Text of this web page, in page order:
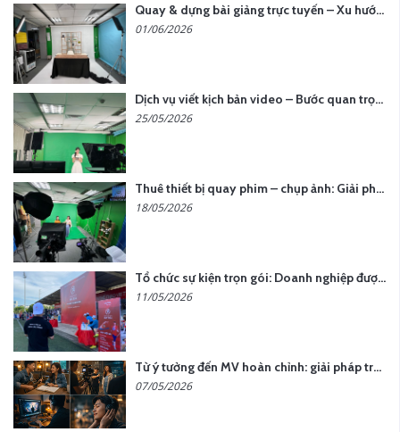
Quay & dựng bài giảng trực tuyến – Xu hướng đào tạo thời đại số
01/06/2026
Dịch vụ viết kịch bản video – Bước quan trọng quyết định thành công nội dung
25/05/2026
Thuê thiết bị quay phim – chụp ảnh: Giải pháp tối ưu chi phí cho doanh nghiệp
18/05/2026
Tổ chức sự kiện trọn gói: Doanh nghiệp được gì khi chọn đơn vị chuyên nghiệp?
11/05/2026
Từ ý tưởng đến MV hoàn chỉnh: giải pháp trọn gói tại YCN Media
07/05/2026